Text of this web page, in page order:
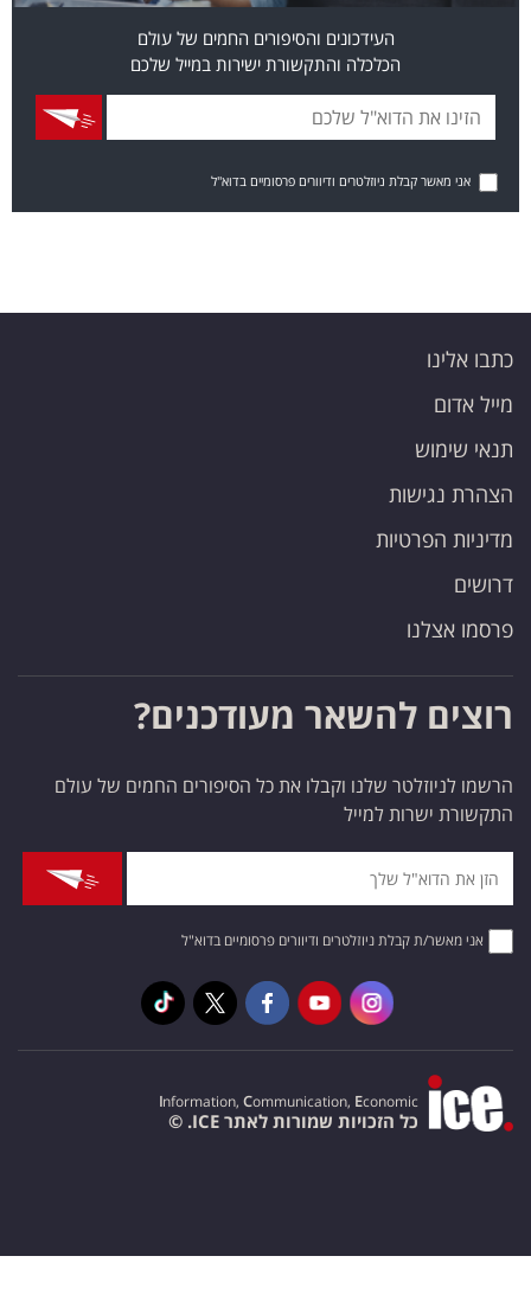
העידכונים והסיפורים החמים של עולם
הכלכלה והתקשורת ישירות במייל שלכם
אני מאשר קבלת ניוזלטרים ודיוורים פרסומיים בדוא"ל
כתבו אלינו
מייל אדום
תנאי שימוש
הצהרת נגישות
מדיניות הפרטיות
דרושים
פרסמו אצלנו
רוצים להשאר מעודכנים?
הרשמו לניוזלטר שלנו וקבלו את כל הסיפורים החמים של עולם
התקשורת ישרות למייל
אני מאשר/ת קבלת ניוזלטרים ודיוורים פרסומיים בדוא"ל
Information, Communication, Economic
כל הזכויות שמורות לאתר ICE. ©